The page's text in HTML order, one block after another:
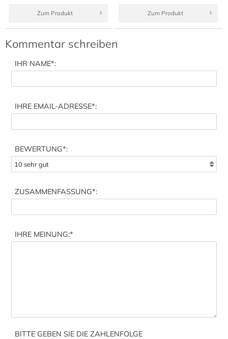
Zum Produkt Zum Produkt
Kommentar schreiben
IHR NAME*:
IHRE EMAIL-ADRESSE*:
BEWERTUNG*:
ZUSAMMENFASSUNG*:
IHRE MEINUNG:*
BITTE GEBEN SIE DIE ZAHLENFOLGE